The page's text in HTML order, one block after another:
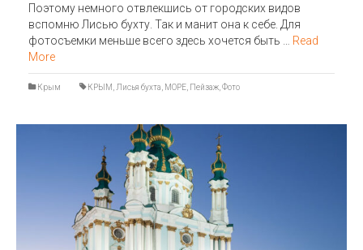
Поэтому немного отвлекшись от городских видов
вспомню Лисью бухту. Так и манит она к себе. Для
фотосъемки меньше всего здесь хочется быть … Read
More
Крым КРЫМ Лисья бухта МОРЕ Пейзаж Фото